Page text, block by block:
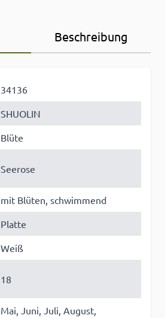
Beschreibung
34136
SHUOLIN
Blüte
Seerose
mit Blüten, schwimmend
Platte
Weiß
18
Mai, Juni, Juli, August,